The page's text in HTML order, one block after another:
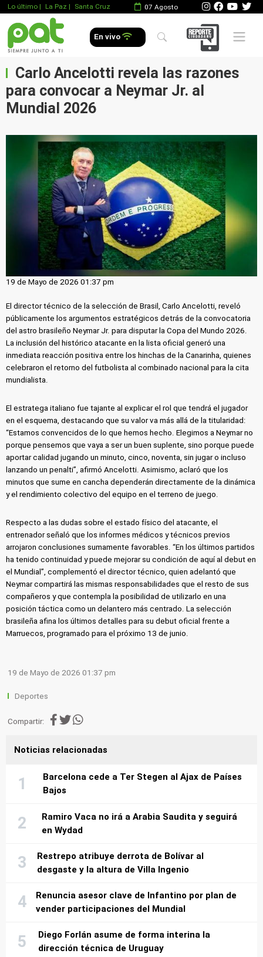
Lo último | La Paz | Santa Cruz 07 Agosto
En vivo Mobile
Carlo Ancelotti revela las razones
para convocar a Neymar Jr. al
Mundial 2026
19 de Mayo de 2026 01:37 pm
El director técnico de la selección de Brasil, Carlo Ancelotti, reveló
públicamente los argumentos estratégicos detrás de la convocatoria
del astro brasileño Neymar Jr. para disputar la Copa del Mundo 2026.
La inclusión del histórico atacante en la lista oficial generó una
inmediata reacción positiva entre los hinchas de la Canarinha, quienes
celebraron el retorno del futbolista al combinado nacional para la cita
mundialista.
El estratega italiano fue tajante al explicar el rol que tendrá el jugador
en el esquema, destacando que su valor va más allá de la titularidad:
“Estamos convencidos de lo que hemos hecho. Elegimos a Neymar no
porque pensemos que vaya a ser un buen suplente, sino porque puede
aportar calidad jugando un minuto, cinco, noventa, sin jugar o incluso
lanzando un penalti”, afirmó Ancelotti. Asimismo, aclaró que los
minutos que sume en cancha dependerán directamente de la dinámica
y el rendimiento colectivo del equipo en el terreno de juego.
Respecto a las dudas sobre el estado físico del atacante, el
entrenador señaló que los informes médicos y técnicos previos
arrojaron conclusiones sumamente favorables. “En los últimos partidos
ha tenido continuidad y puede mejorar su condición de aquí al debut en
el Mundial”, complementó el director técnico, quien adelantó que
Neymar compartirá las mismas responsabilidades que el resto de sus
compañeros y que contempla la posibilidad de utilizarlo en una
posición táctica como un delantero más centrado. La selección
brasileña afina los últimos detalles para su debut oficial frente a
Marruecos, programado para el próximo 13 de junio.
19 de Mayo de 2026 01:37 pm
Deportes
Compartir:
Noticias relacionadas
Barcelona cede a Ter Stegen al Ajax de Países
Bajos
Ramiro Vaca no irá a Arabia Saudita y seguirá
en Wydad
Restrepo atribuye derrota de Bolívar al
desgaste y la altura de Villa Ingenio
Renuncia asesor clave de Infantino por plan de
vender participaciones del Mundial
Diego Forlán asume de forma interina la
dirección técnica de Uruguay